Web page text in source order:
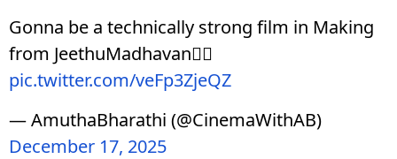
Gonna be a technically strong film in Making
from JeethuMadhavan❤️‍🔥
pic.twitter.com/veFp3ZjeQZ
— AmuthaBharathi (@CinemaWithAB)
December 17, 2025